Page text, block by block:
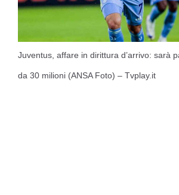
Juventus, affare in dirittura d’arrivo: sarà
da 30 milioni (ANSA Foto) – Tvplay.it